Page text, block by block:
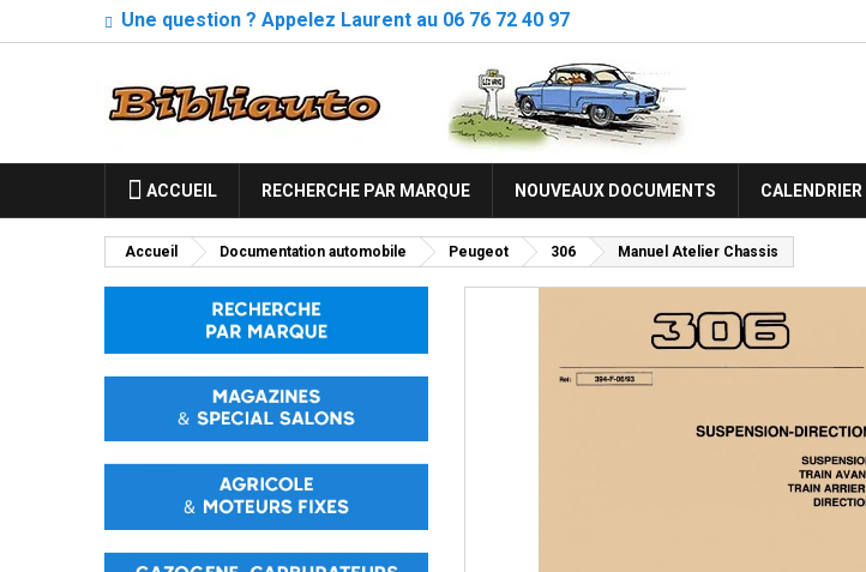
Une question ? Appelez Laurent au 06 76 72 40 97
ACCUEIL RECHERCHE PAR MARQUE NOUVEAUX DOCUMENTS CALENDRIER
Accueil Documentation automobile Peugeot 306 Manuel Atelier Chassis